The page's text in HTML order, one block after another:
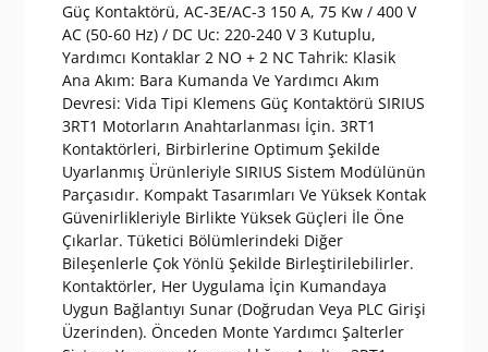
Güç Kontaktörü, AC-3E/AC-3 150 A, 75 Kw / 400 V
AC (50-60 Hz) / DC Uc: 220-240 V 3 Kutuplu,
Yardımcı Kontaklar 2 NO + 2 NC Tahrik: Klasik
Ana Akım: Bara Kumanda Ve Yardımcı Akım
Devresi: Vida Tipi Klemens Güç Kontaktörü SIRIUS
3RT1 Motorların Anahtarlanması İçin. 3RT1
Kontaktörleri, Birbirlerine Optimum Şekilde
Uyarlanmış Ürünleriyle SIRIUS Sistem Modülünün
Parçasıdır. Kompakt Tasarımları Ve Yüksek Kontak
Güvenirlikleriyle Birlikte Yüksek Güçleri İle Öne
Çıkarlar. Tüketici Bölümlerindeki Diğer
Bileşenlerle Çok Yönlü Şekilde Birleştirilebilirler.
Kontaktörler, Her Uygulama İçin Kumandaya
Uygun Bağlantıyı Sunar (Doğrudan Veya PLC Girişi
Üzerinden). Önceden Monte Yardımcı Şalterler